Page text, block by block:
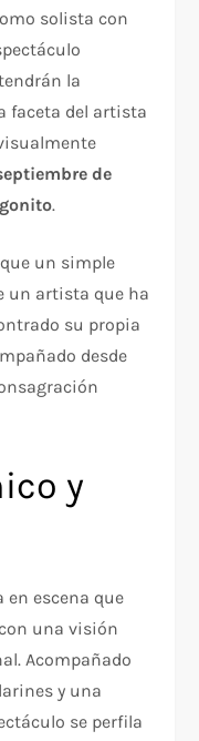
solista con
la
faceta del artista
de
.
un simple
un artista que ha
su propia
desde
y
en escena que
una visión
Acompañado
y una
se perfila